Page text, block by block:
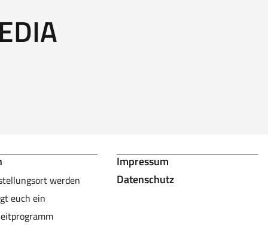
werden
euch ein
Impressum
Datenschutz